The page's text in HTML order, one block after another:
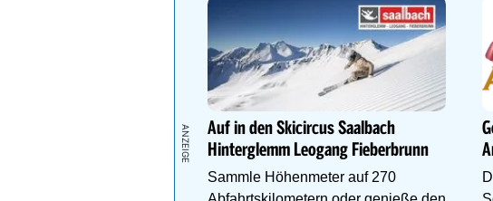
Auf in den Skicircus Saalbach
Hinterglemm Leogang Fieberbrunn
Sammle Höhenmeter auf 270